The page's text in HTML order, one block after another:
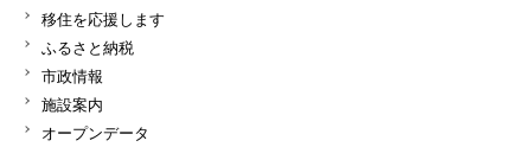
移住を応援します
ふるさと納税
市政情報
施設案内
オープンデータ